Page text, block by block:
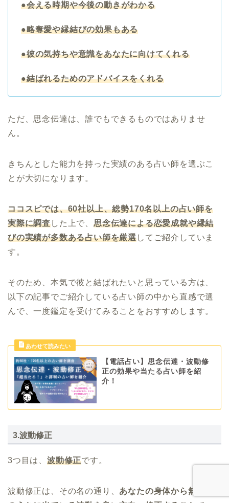
●会える時期や今後の動きがわかる
●略奪愛や縁結びの効果もある
●彼の気持ちや意識をあなたに向けてくれる
●結ばれるためのアドバイスをくれる
ただ、思念伝達は、誰でもできるものではありませ
ん。
きちんとした能力を持った実績のある占い師を選ぶこ
とが大切になります。
ココスピでは、60社以上、総勢170名以上の占い師を
実際に調査した上で、 思念伝達による恋愛成就や縁結
びの実績が多数ある占い師を厳選してご紹介していま
す。
そのため、本気で彼と結ばれたいと思っている方は、
以下の記事でご紹介している占い師の中から直感で選
んで、一度鑑定を受けてみることをおすすめします。
【電話占い】思念伝達・波動修
正の効果や当たる占い師を紹
介！
3.波動修正
3つ目は、 波動修正です。
波動修正は、その名の通り、 あなたの身体から無意識